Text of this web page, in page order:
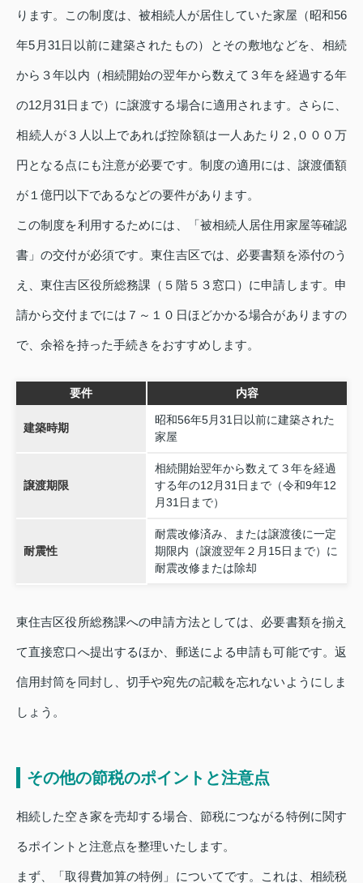
ります。この制度は、被相続人が居住していた家屋（昭和56
年5月31日以前に建築されたもの）とその敷地などを、相続
から３年以内（相続開始の翌年から数えて３年を経過する年
の12月31日まで）に譲渡する場合に適用されます。さらに、
相続人が３人以上であれば控除額は一人あたり２,０００万
円となる点にも注意が必要です。制度の適用には、譲渡価額
が１億円以下であるなどの要件があります。
この制度を利用するためには、「被相続人居住用家屋等確認
書」の交付が必須です。東住吉区では、必要書類を添付のう
え、東住吉区役所総務課（５階５３窓口）に申請します。申
請から交付までには７～１０日ほどかかる場合がありますの
で、余裕を持った手続きをおすすめします。
要件 内容
建築時期
昭和56年5月31日以前に建築された
家屋
譲渡期限
相続開始翌年から数えて３年を経過
する年の12月31日まで（令和9年12
月31日まで）
耐震性
耐震改修済み、または譲渡後に一定
期限内（譲渡翌年２月15日まで）に
耐震改修または除却
東住吉区役所総務課への申請方法としては、必要書類を揃え
て直接窓口へ提出するほか、郵送による申請も可能です。返
信用封筒を同封し、切手や宛先の記載を忘れないようにしま
しょう。
その他の節税のポイントと注意点
相続した空き家を売却する場合、節税につながる特例に関す
るポイントと注意点を整理いたします。
まず、「取得費加算の特例」についてです。これは、相続税